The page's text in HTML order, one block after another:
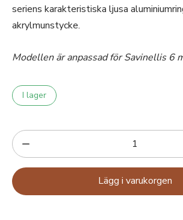
seriens karakteristiska ljusa
akrylmunstycke.
Modellen är anpassad för Savinellis 6
I lager
Lägg i varukorgen